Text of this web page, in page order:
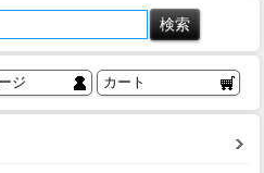
ジ カート